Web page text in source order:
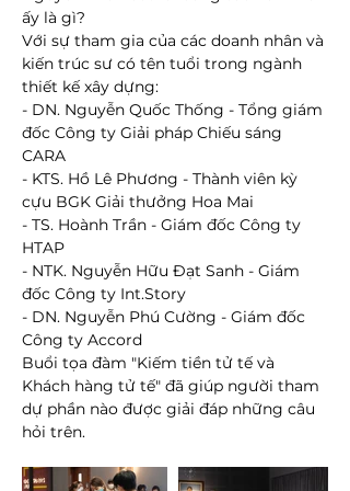
ấy là gì?
Với sự tham gia của các doanh nhân và
kiến trúc sư có tên tuổi trong ngành
thiết kế xây dựng:
- DN. Nguyễn Quốc Thống - Tổng giám
đốc Công ty Giải pháp Chiếu sáng
CARA
- KTS. Hồ Lê Phương - Thành viên kỳ
cựu BGK Giải thưởng Hoa Mai
- TS. Hoành Trần - Giám đốc Công ty
HTAP
- NTK. Nguyễn Hữu Đạt Sanh - Giám
đốc Công ty Int.Story
- DN. Nguyễn Phú Cường - Giám đốc
Công ty Accord
Buổi tọa đàm "Kiếm tiền tử tế và
Khách hàng tử tế" đã giúp người tham
dự phần nào được giải đáp những câu
hỏi trên.